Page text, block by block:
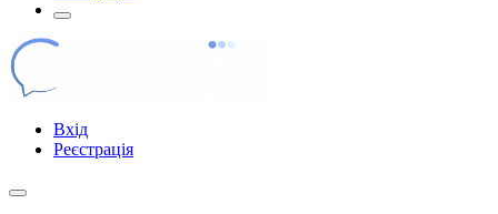
Вхід
Реєстрація